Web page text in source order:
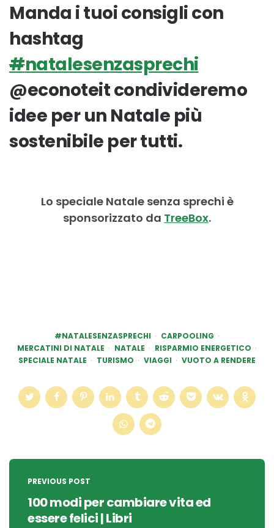
Manda i tuoi consigli con
hashtag
#natalesenzasprechi
@econoteit condivideremo
idee per un Natale più
sostenibile per tutti.
Lo speciale Natale senza sprechi è
sponsorizzato da TreeBox.
#NATALESENZASPRECHI
CARPOOLING
MERCATINI DI NATALE
NATALE
RISPARMIO ENERGETICO
SPECIALE NATALE
TURISMO VIAGGI VUOTO A RENDERE
Post
navigation
PREVIOUS POST
100 modi per cambiare vita ed
essere felici | Libri